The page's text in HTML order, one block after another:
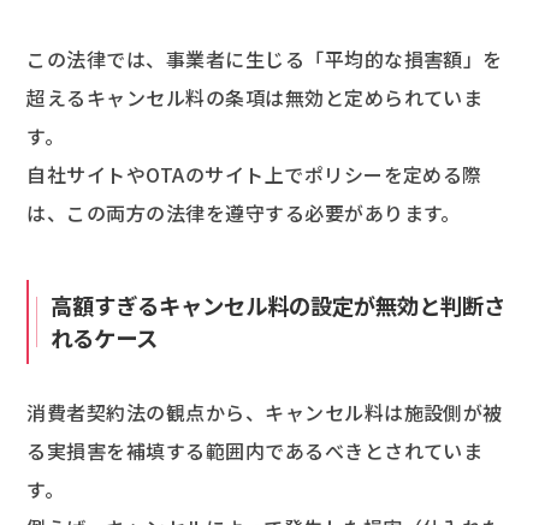
この法律では、事業者に生じる「平均的な損害額」を
超えるキャンセル料の条項は無効と定められていま
す。
自社サイトやOTAのサイト上でポリシーを定める際
は、この両方の法律を遵守する必要があります。
高額すぎるキャンセル料の設定が無効と判断さ
れるケース
消費者契約法の観点から、キャンセル料は施設側が被
る実損害を補填する範囲内であるべきとされていま
す。